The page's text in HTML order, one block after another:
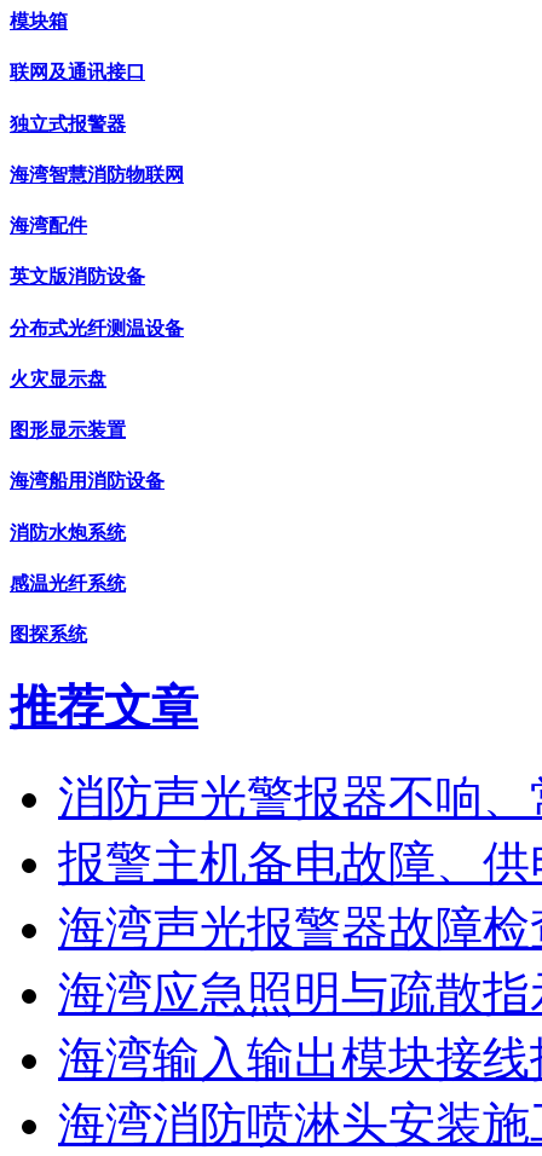
模块箱
联网及通讯接口
独立式报警器
海湾智慧消防物联网
海湾配件
英文版消防设备
分布式光纤测温设备
火灾显示盘
图形显示装置
海湾船用消防设备
消防水炮系统
感温光纤系统
图探系统
推荐文章
消防声光警报器不响
报警主机备电故障、
海湾声光报警器故障
海湾应急照明与疏散
海湾输入输出模块接
海湾消防喷淋头安装